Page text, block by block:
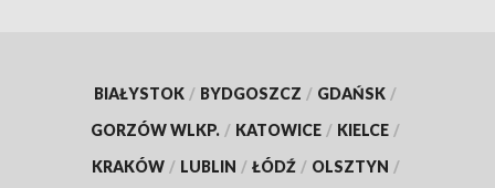
BIAŁYSTOK / BYDGOSZCZ / GDAŃSK /
GORZÓW WLKP. / KATOWICE / KIELCE /
KRAKÓW / LUBLIN / ŁÓDŹ / OLSZTYN /